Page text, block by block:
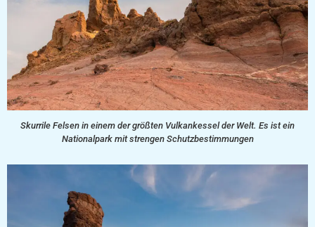
Skurrile Felsen in einem der größten Vulkankessel der Welt. Es ist ein
Nationalpark mit strengen Schutzbestimmungen